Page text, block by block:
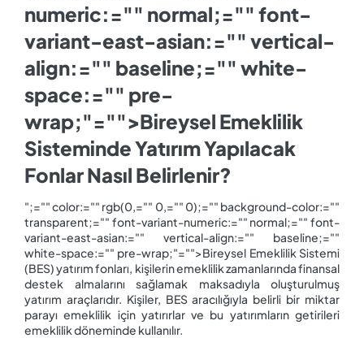
numeric:="" normal;="" font-
variant-east-asian:="" vertical-
align:="" baseline;="" white-
space:="" pre-
wrap;"="">Bireysel Emeklilik
Sisteminde Yatırım Yapılacak
Fonlar Nasıl Belirlenir?
";="" color:="" rgb(0,="" 0,="" 0);="" background-color:=""
transparent;="" font-variant-numeric:="" normal;="" font-
variant-east-asian:="" vertical-align:="" baseline;=""
white-space:="" pre-wrap;"="">Bireysel Emeklilik Sistemi
(BES) yatırım fonları, kişilerin emeklilik zamanlarında finansal
destek almalarını sağlamak maksadıyla oluşturulmuş
yatırım araçlarıdır. Kişiler, BES aracılığıyla belirli bir miktar
parayı emeklilik için yatırırlar ve bu yatırımların getirileri
emeklilik döneminde kullanılır.